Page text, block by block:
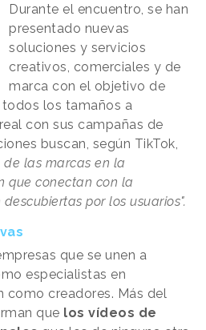
Durante el encuentro, se han
presentado nuevas
soluciones y servicios
creativos, comerciales y de
marca con el objetivo de
los tamaños a
con sus campañas de
buscan, según TikTok,
las marcas en la
que conectan con la
por los usuarios".
que se unen a
especialistas en
como creadores. Más del
que los vídeos de